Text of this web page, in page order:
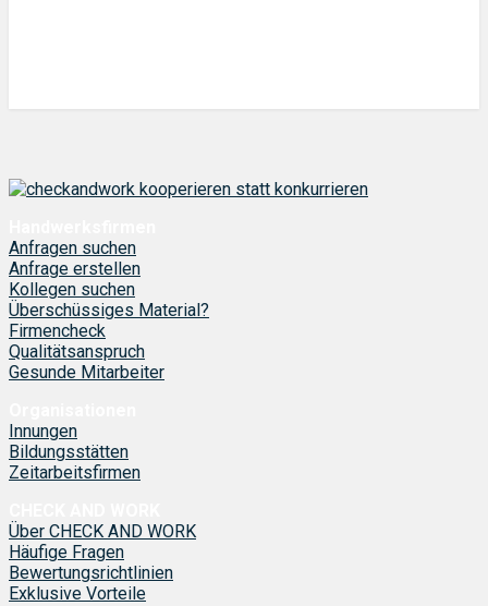
Anfragen suchen
Anfrage erstellen
Kollegen suchen
Überschüssiges Material?
Firmencheck
Qualitätsanspruch
Gesunde Mitarbeiter
Innungen
Bildungsstätten
Zeitarbeitsfirmen
Über CHECK AND WORK
Häufige Fragen
Bewertungsrichtlinien
Exklusive Vorteile